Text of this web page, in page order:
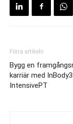
Förra artikeln
Bygg en
karriär med
IntensivePT